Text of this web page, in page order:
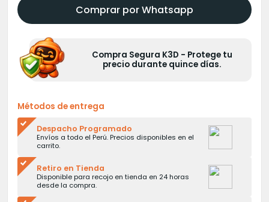
Comprar por Whatsapp
Compra Segura K3D - Protege tu
precio durante quince días.
Métodos de entrega
Despacho Programado
Envíos a todo el Perú. Precios disponibles en el
carrito.
Retiro en Tienda
Disponible para recojo en tienda en 24 horas
desde la compra.